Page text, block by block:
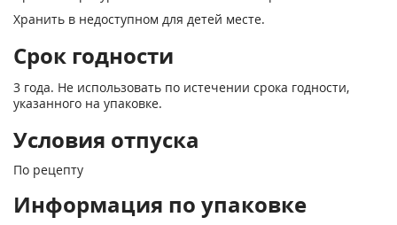
Хранить в недоступном для детей месте.
Срок годности
3 года. Не использовать по истечении срока годности,
указанного на упаковке.
Условия отпуска
По рецепту
Информация по упаковке